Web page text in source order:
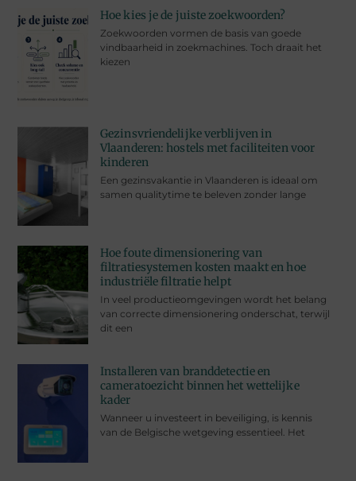
Hoe kies je de juiste zoekwoorden?
Zoekwoorden vormen de basis van goede
vindbaarheid in zoekmachines. Toch draait het
kiezen
Gezinsvriendelijke verblijven in
Vlaanderen: hostels met faciliteiten voor
kinderen
Een gezinsvakantie in Vlaanderen is ideaal om
samen qualitytime te beleven zonder lange
Hoe foute dimensionering van
filtratiesystemen kosten maakt en hoe
industriële filtratie helpt
In veel productieomgevingen wordt het belang
van correcte dimensionering onderschat, terwijl
dit een
Installeren van branddetectie en
cameratoezicht binnen het wettelijke
kader
Wanneer u investeert in beveiliging, is kennis
van de Belgische wetgeving essentieel. Het